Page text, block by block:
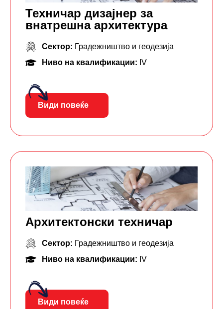
Техничар дизајнер за
внатрешна архитектура
Сектор: Градежништво и геодезија
Ниво на квалификации: IV
Види повеќе
Архитектонски техничар
Сектор: Градежништво и геодезија
Ниво на квалификации: IV
Види повеќе